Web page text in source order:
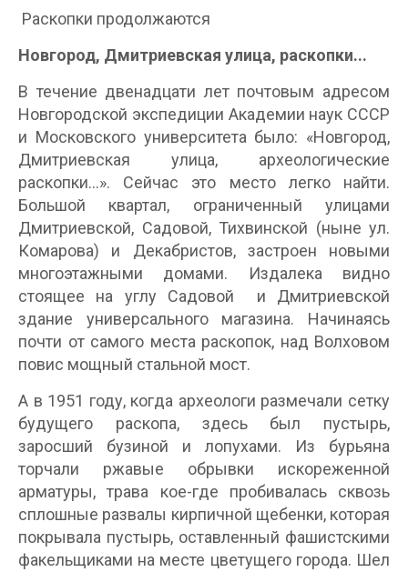
Раскопки продолжаются
Новгород, Дмитриевская улица, раскопки...
В течение двенадцати лет почтовым адресом
Новгородской экспедиции Академии наук СССР
и Московского университета было: «Новгород,
Дмитриевская улица, археологические
раскопки...». Сейчас это место легко найти.
Большой квартал, ограниченный улицами
Дмитриевской, Садовой, Тихвинской (ныне ул.
Комарова) и Декабристов, застроен новыми
многоэтажными домами. Издалека видно
стоящее на углу Садовой и Дмитриевской
здание универсального магазина. Начинаясь
почти от самого места раскопок, над Волховом
повис мощный стальной мост.
А в 1951 году, когда археологи размечали сетку
будущего раскопа, здесь был пустырь,
заросший бузиной и лопухами. Из бурьяна
торчали ржавые обрывки искореженной
арматуры, трава кое-где пробивалась сквозь
сплошные развалы кирпичной щебенки, которая
покрывала пустырь, оставленный фашистскими
факельщиками на месте цветущего города. Шел